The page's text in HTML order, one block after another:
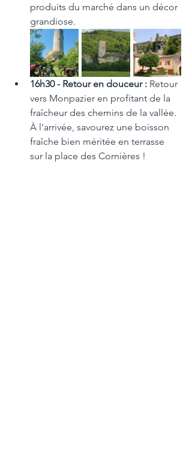
produits du marché dans un décor
grandiose.
16h30 - Retour en douceur : Retour
vers Monpazier en profitant de la
fraîcheur des chemins de la vallée.
À l'arrivée, savourez une boisson
fraîche bien méritée en terrasse
sur la place des Cornières !